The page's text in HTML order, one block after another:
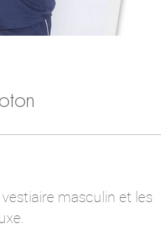
masculin et les